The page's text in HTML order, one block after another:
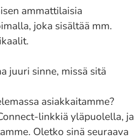
ammattilaisia
joka sisältää mm.
juuri sinne, missä sitä
asiakkaitamme?
linkkiä yläpuolella, ja
Oletko sinä seuraava